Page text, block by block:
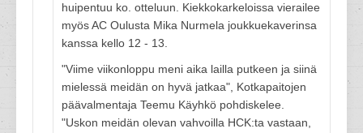
huipentuu ko. otteluun. Kiekkokarkeloissa vierailee
myös AC Oulusta Mika Nurmela joukkuekaverinsa
kanssa kello 12 - 13.
"Viime viikonloppu meni aika lailla putkeen ja siinä
mielessä meidän on hyvä jatkaa", Kotkapaitojen
päävalmentaja Teemu Käyhkö pohdiskelee.
"Uskon meidän olevan vahvoilla HCK:ta vastaan,